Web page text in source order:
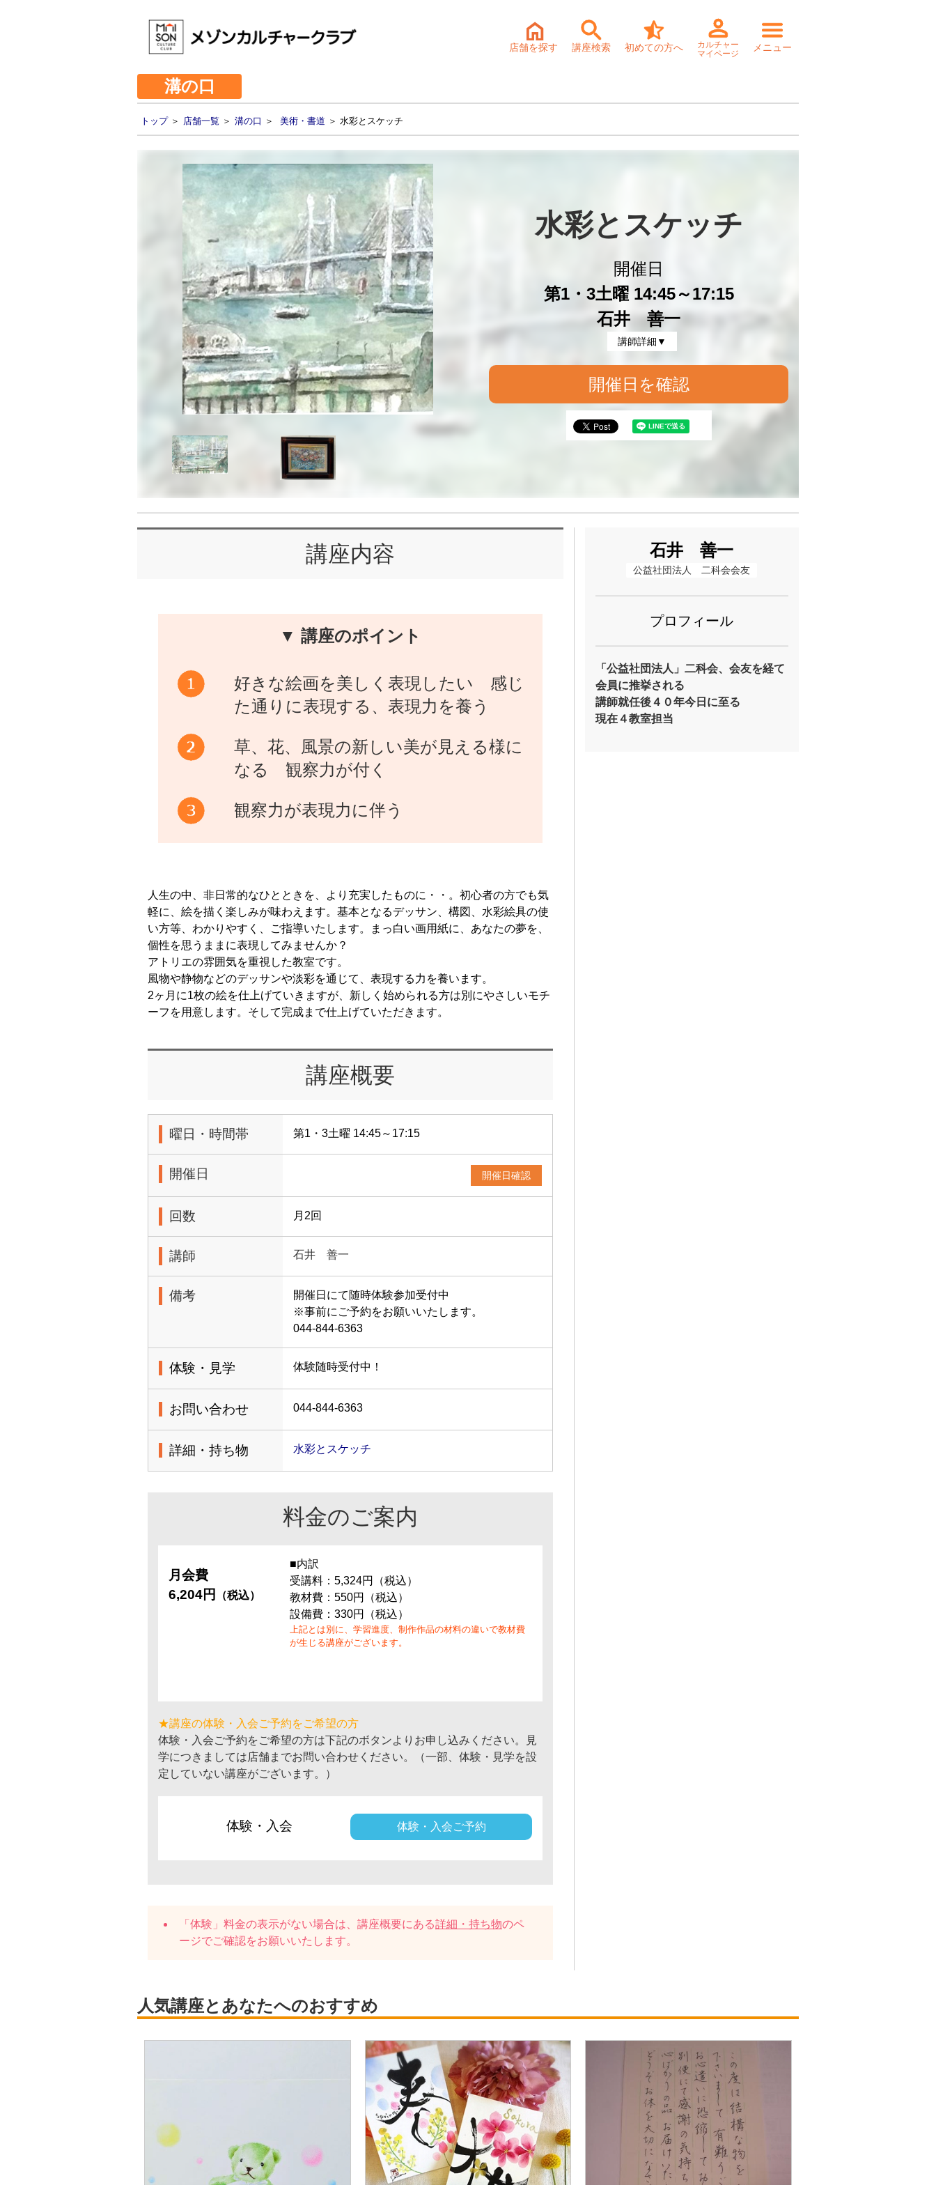
店舗を探す 講座検索 初めての方へ
カルチャー
マイページ
メニュー
溝の口
トップ＞ 店舗一覧 ＞ 溝の口 ＞ 美術・書道 ＞ 水彩とスケッチ
水彩とスケッチ
開催日
第1・3土曜 14:45～17:15
石井 善一
講師詳細▼
開催日を確認
講座内容
▼ 講座のポイント
好きな絵画を美しく表現したい 感じ
た通りに表現する、表現力を養う
草、花、風景の新しい美が見える様に
なる 観察力が付く
観察力が表現力に伴う
人生の中、非日常的なひとときを、より充実したものに・・。初心者の方でも気
軽に、絵を描く楽しみが味わえます。基本となるデッサン、構図、水彩絵具の使
い方等、わかりやすく、ご指導いたします。まっ白い画用紙に、あなたの夢を、
個性を思うままに表現してみませんか？
アトリエの雰囲気を重視した教室です。
風物や静物などのデッサンや淡彩を通じて、表現する力を養います。
2ヶ月に1枚の絵を仕上げていきますが、新しく始められる方は別にやさしいモチ
ーフを用意します。そして完成まで仕上げていただきます。
講座概要
曜日・時間帯 第1・3土曜 14:45～17:15
開催日 開催日確認
回数 月2回
講師 石井 善一
備考
開催日にて随時体験参加受付中
※事前にご予約をお願いいたします。
044-844-6363
体験・見学 体験随時受付中！
お問い合わせ 044-844-6363
詳細・持ち物 水彩とスケッチ
料金のご案内
月会費
6,204円
（税込）
■内訳
受講料：5,324円（税込）
教材費：550円（税込）
設備費：330円（税込）
上記とは別に、学習進度、制作作品の材料の違いで教材費
が生じる講座がございます。
★講座の体験・入会ご予約をご希望の方
体験・入会ご予約をご希望の方は下記のボタンよりお申し込みください。見
学につきましては店舗までお問い合わせください。（一部、体験・見学を設
定していない講座がございます。）
体験・入会 体験・入会ご予約
「体験」料金の表示がない場合は、講座概要にある詳細・持ち物のペ
ージでご確認をお願いいたします。
石井 善一
公益社団法人　二科会会友
プロフィール
「公益社団法人」二科会、会友を経て
会員に推挙される
講師就任後４０年今日に至る
現在４教室担当